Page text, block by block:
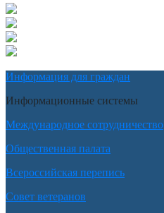
Информация для граждан
Информационные системы
Международное сотрудничество
Общественная палата
Всероссийская перепись
Совет ветеранов